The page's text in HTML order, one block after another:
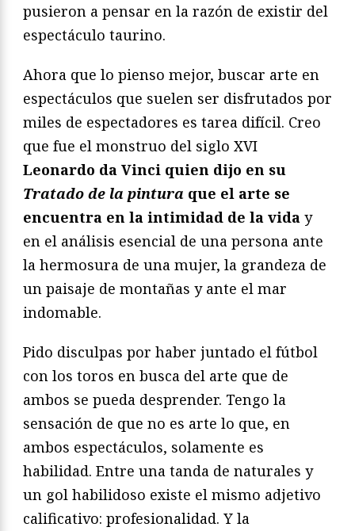
pusieron a pensar en la razón de existir del
espectáculo taurino.
Ahora que lo pienso mejor, buscar arte en
espectáculos que suelen ser disfrutados por
miles de espectadores es tarea difícil. Creo
que fue el monstruo del siglo XVI
Leonardo da Vinci quien dijo en su
Tratado de la pintura que el arte se
encuentra en la intimidad de la vida y
en el análisis esencial de una persona ante
la hermosura de una mujer, la grandeza de
un paisaje de montañas y ante el mar
indomable.
Pido disculpas por haber juntado el fútbol
con los toros en busca del arte que de
ambos se pueda desprender. Tengo la
sensación de que no es arte lo que, en
ambos espectáculos, solamente es
habilidad. Entre una tanda de naturales y
un gol habilidoso existe el mismo adjetivo
calificativo: profesionalidad. Y la